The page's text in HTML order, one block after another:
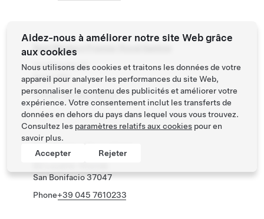
Best Western Premier Royal Santina
Via Marsala 22
Roma 185
Phone+39 064 487 51
San Bonifacio 37047
Phone+39 045 7610233
Aidez-nous à améliorer notre site Web grâce
aux cookies
Nous utilisons des cookies et traitons les données de votre
appareil pour analyser les performances du site Web,
personnaliser le contenu des publicités et améliorer votre
expérience. Votre consentement inclut les transferts de
données en dehors du pays dans lequel vous vous trouvez.
Consultez les paramètres relatifs aux cookies pour en
savoir plus.
Accepter
Rejeter